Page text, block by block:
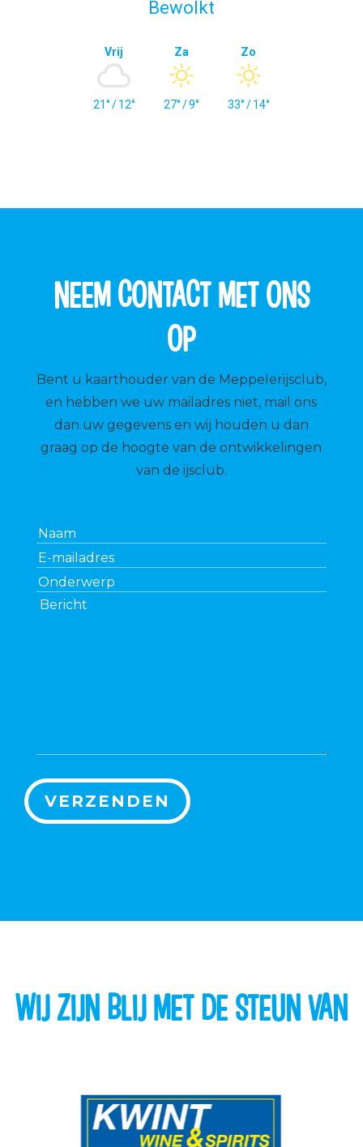
Bewolkt
Vrij
21°/12°
Za
27°/9°
Zo
33°/14°
NEEM CONTACT MET ONS
OP
Bent u kaarthouder van de Meppelerijsclub,
en hebben we uw mailadres niet, mail ons
dan uw gegevens en wij houden u dan
graag op de hoogte van de ontwikkelingen
van de ijsclub.
WIJ ZIJN BLIJ MET DE STEUN VAN